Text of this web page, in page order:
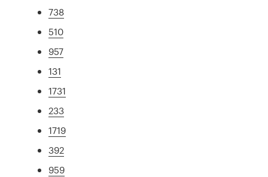
738
510
957
131
1731
233
1719
392
959